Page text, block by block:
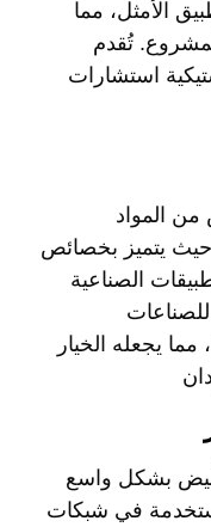
الأمثل، مما
تُقدم
استشارات
100 الأبيض من المواد
حيث يتميز بخصائص
الصناعية
للصناعات
مما يجعله الخيار
بي في سي 100/100 الأبيض بشكل واسع
في شبكات